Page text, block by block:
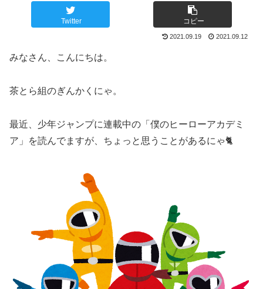
Twitter コピー
2021.09.19 2021.09.12
みなさん、こんにちは。
茶とら組のぎんかくにゃ。
最近、少年ジャンプに連載中の「僕のヒーローアカデミ
ア」を読んでますが、ちょっと思うことがあるにゃ🐈️